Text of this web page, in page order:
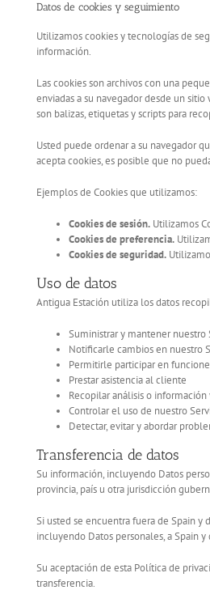
Datos de cookies y seguimiento
Utilizamos cookies y tecnologías de
información.
Las cookies son archivos con una
enviadas a su navegador desde un
son balizas, etiquetas y scripts para
Usted puede ordenar a su navegador
acepta cookies, es posible que no
Ejemplos de Cookies que utilizamos:
Cookies de sesión. Utilizamos
Cookies de preferencia.
Cookies de seguridad.
Uso de datos
Antigua Estación utiliza los datos
Suministrar y mantener nuestro
Notificarle cambios en nuestro
Permitirle participar en
Prestar asistencia al cliente
Recopilar análisis o
Controlar el uso de nuestro
Detectar, evitar y abordar
Transferencia de datos
Su información, incluyendo Datos
provincia, país u otra jurisdicción
Si usted se encuentra fuera de Spain
incluyendo Datos personales, a Spain
Su aceptación de esta Política de
transferencia.